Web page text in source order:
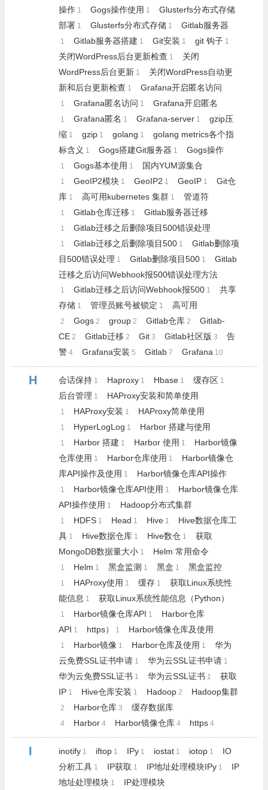
操作 1 Gogs操作使用 1
Glusterfs分布式存储
部署 1 Glusterfs分布式存储 1 Gitlab服务器
1 Gitlab服务器搭建 1 Git安装 1 git 钩子 1
关闭WordPress后台更新检查 1
关闭
WordPress后台更新 1
关闭WordPress自动更
新和后台更新检查 1 Grafana开启匿名访问
1 Grafana匿名访问 1 Grafana开启匿名
1 Grafana匿名 1 Grafana-server 1
gzip压
缩 1 gzip 1 golang 1
golang metrics各个指
标含义 1 Gogs搭建Git服务器 1 Gogs操作
1 Gogs基本使用 1 国内YUM源集合
1 GeoIP2模块 1 GeoIP2 1 GeoIP 1
Git仓
库 1 高可用kubernetes 集群 1 管道符
1 Gitlab仓库迁移 1 Gitlab服务器迁移
1 Gitlab迁移之后删除项目500错误处理
1 Gitlab迁移之后删除项目500 1
Gitlab删除项
目500错误处理 1 Gitlab删除项目500 1
Gitlab
迁移之后访问Webhook报500错误处理方法
1 Gitlab迁移之后访问Webhook报500 1
共享
存储 1 管理员账号被锁定 1 高可用
2 Gogs 2 group 2 Gitlab仓库 2
Gitlab-
CE 2 Gitlab迁移 2 Git 3 Gitlab社区版 3
告
警 4 Grafana安装 5 Gitlab 7 Grafana 10
H 会话保持 1 Haproxy 1 Hbase 1 缓存区 1
后台管理 1 HAProxy安装和简单使用
1 HAProxy安装 1 HAProxy简单使用
1 HyperLogLog 1 Harbor 搭建与使用
1 Harbor 搭建 1 Harbor 使用 1
Harbor镜像
仓库使用 1 Harbor仓库使用 1
Harbor镜像仓
库API操作及使用 1 Harbor镜像仓库API操作
1 Harbor镜像仓库API使用 1
Harbor镜像仓库
API操作使用 1 Hadoop分布式集群
1 HDFS 1 Head 1 Hive 1
Hive数据仓库工
具 1 Hive数据仓库 1 Hive数仓 1
获取
MongoDB数据量大小 1 Helm 常用命令
1 Helm 1 黑盒监测 1 黑盒 1 黑盒监控
1 HAProxy使用 1 缓存 1
获取Linux系统性
能信息 1 获取Linux系统性能信息（Python）
1 Harbor镜像仓库API 1
Harbor仓库
API 1 https） 1 Harbor镜像仓库及使用
1 Harbor镜像 1 Harbor仓库及使用 1
华为
云免费SSL证书申请 1 华为云SSL证书申请 1
华为云免费SSL证书 1 华为云SSL证书 1
获取
IP 1 Hive仓库安装 1 Hadoop 2 Hadoop集群
2 Harbor仓库 3 缓存数据库
4 Harbor 4 Harbor镜像仓库 4 https 4
I inotify 1 iftop 1 IPy 1 iostat 1 iotop 1
IO
分析工具 1 IP获取 1 IP地址处理模块IPy 1
IP
地址处理模块 1 IP处理模块